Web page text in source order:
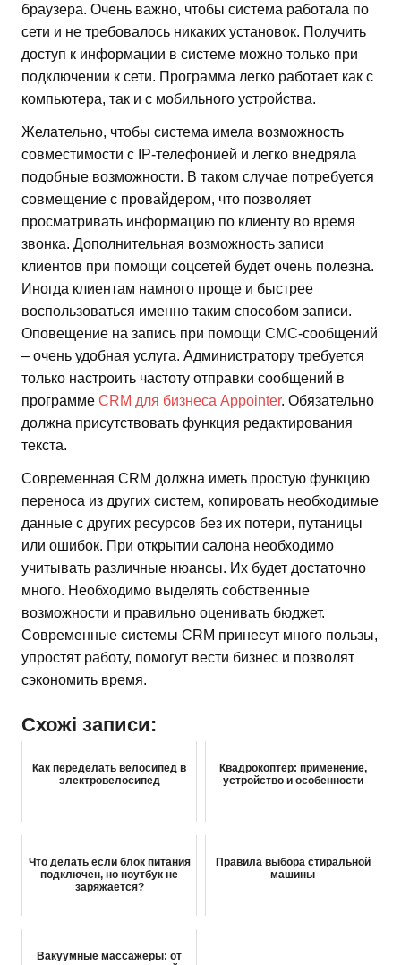
браузера. Очень важно, чтобы система работала по
сети и не требовалось никаких установок. Получить
доступ к информации в системе можно только при
подключении к сети. Программа легко работает как с
компьютера, так и с мобильного устройства.
Желательно, чтобы система имела возможность
совместимости с IP-телефонией и легко внедряла
подобные возможности. В таком случае потребуется
совмещение с провайдером, что позволяет
просматривать информацию по клиенту во время
звонка. Дополнительная возможность записи
клиентов при помощи соцсетей будет очень полезна.
Иногда клиентам намного проще и быстрее
воспользоваться именно таким способом записи.
Оповещение на запись при помощи СМС-сообщений
– очень удобная услуга. Администратору требуется
только настроить частоту отправки сообщений в
программе CRM для бизнеса Appointer. Обязательно
должна присутствовать функция редактирования
текста.
Современная CRM должна иметь простую функцию
переноса из других систем, копировать необходимые
данные с других ресурсов без их потери, путаницы
или ошибок. При открытии салона необходимо
учитывать различные нюансы. Их будет достаточно
много. Необходимо выделять собственные
возможности и правильно оценивать бюджет.
Современные системы CRM принесут много пользы,
упростят работу, помогут вести бизнес и позволят
сэкономить время.
Схожі записи:
Как переделать велосипед в
электровелосипед
Квадрокоптер: применение,
устройство и особенности
Что делать если блок питания
подключен, но ноутбук не
заряжается?
Правила выбора стиральной
машины
Вакуумные массажеры: от